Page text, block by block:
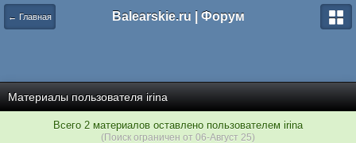
← Главная Balearskie.ru | Форум
Материалы пользователя irina
Всего 2 материалов оставлено пользователем irina
(Поиск ограничен от 06-Август 25)